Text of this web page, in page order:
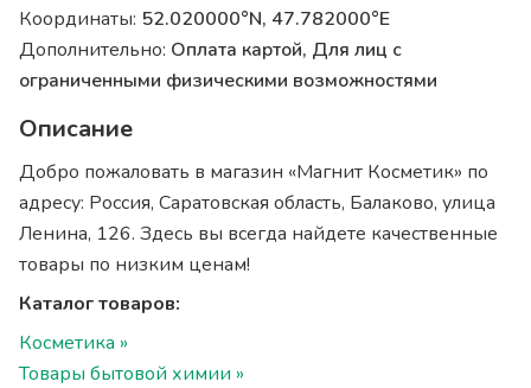
Координаты: 52.020000°N, 47.782000°E
Дополнительно: Оплата картой, Для лиц с
ограниченными физическими возможностями
Описание
Добро пожаловать в магазин «Магнит Косметик» по
адресу: Россия, Саратовская область, Балаково, улица
Ленина, 126. Здесь вы всегда найдете качественные
товары по низким ценам!
Каталог товаров:
Косметика »
Товары бытовой химии »